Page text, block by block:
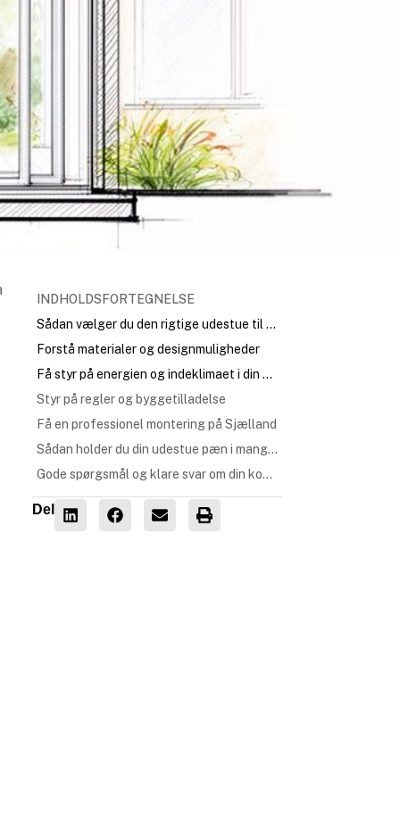
INDHOLDSFORTEGNELSE
Sådan vælger du den rigtige udestue til din bolig
Forstå materialer og designmuligheder
Få styr på energien og indeklimaet i din udestue
Styr på regler og byggetilladelse
Få en professionel montering på Sjælland
Sådan holder du din udestue pæn i mange år
Gode spørgsmål og klare svar om din kommende udestue
Del